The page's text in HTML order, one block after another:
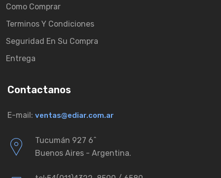
Como Comprar
Terminos Y Condiciones
Seguridad En Su Compra
Entrega
Contactanos
E-mail: ventas@ediar.com.ar
Tucumán 927 6ˆ
Buenos Aires - Argentina.